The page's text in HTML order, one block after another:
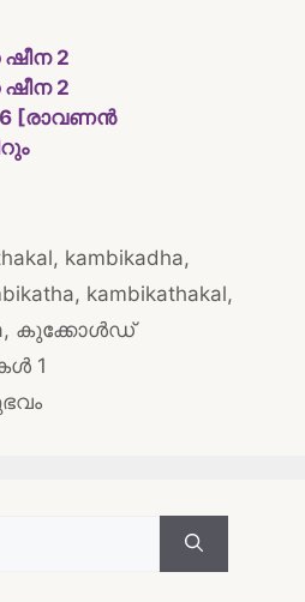
2
2
[രാവണൻ
, kambikadha,
, kambikathakal,
, കുക്കോൾഡ്
1